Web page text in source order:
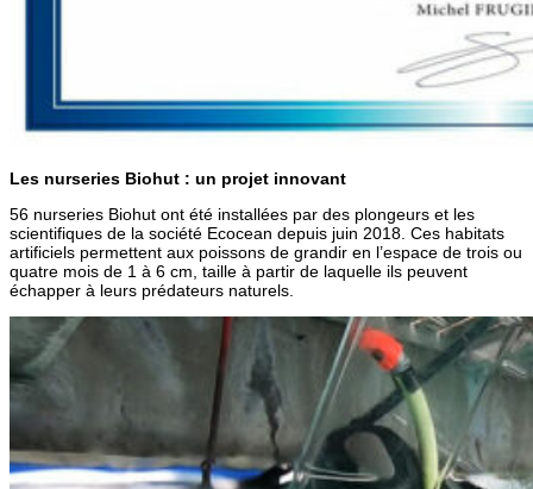
Les nurseries Biohut : un projet innovant
56 nurseries Biohut ont été installées par des plongeurs et les
scientifiques de la société Ecocean depuis juin 2018. Ces habitats
artificiels permettent aux poissons de grandir en l’espace de trois ou
quatre mois de 1 à 6 cm, taille à partir de laquelle ils peuvent
échapper à leurs prédateurs naturels.